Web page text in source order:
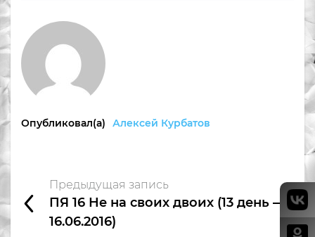
Опубликовал(а) Алексей Курбатов
Предыдущая запись
ПЯ 16 Не на своих двоих (13 день —
16.06.2016)